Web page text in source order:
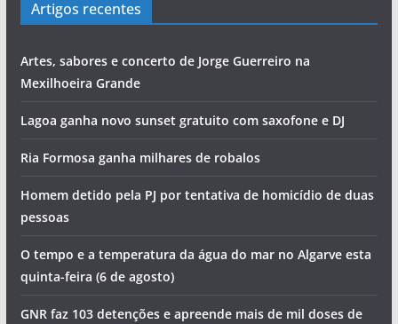
Artigos recentes
Artes, sabores e concerto de Jorge Guerreiro na
Mexilhoeira Grande
Lagoa ganha novo sunset gratuito com saxofone e DJ
Ria Formosa ganha milhares de robalos
Homem detido pela PJ por tentativa de homicídio de duas
pessoas
O tempo e a temperatura da água do mar no Algarve esta
quinta-feira (6 de agosto)
GNR faz 103 detenções e apreende mais de mil doses de